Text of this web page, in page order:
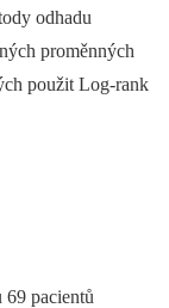
odhadu
proměnných
použit Log-rank
69 pacientů